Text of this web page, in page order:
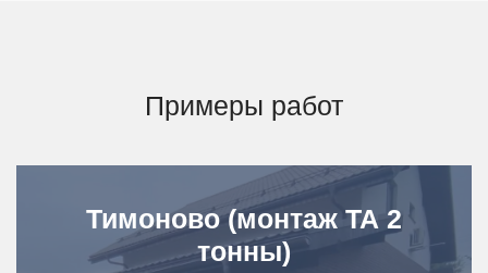
Примеры работ
Тимоново (монтаж ТА 2
тонны)